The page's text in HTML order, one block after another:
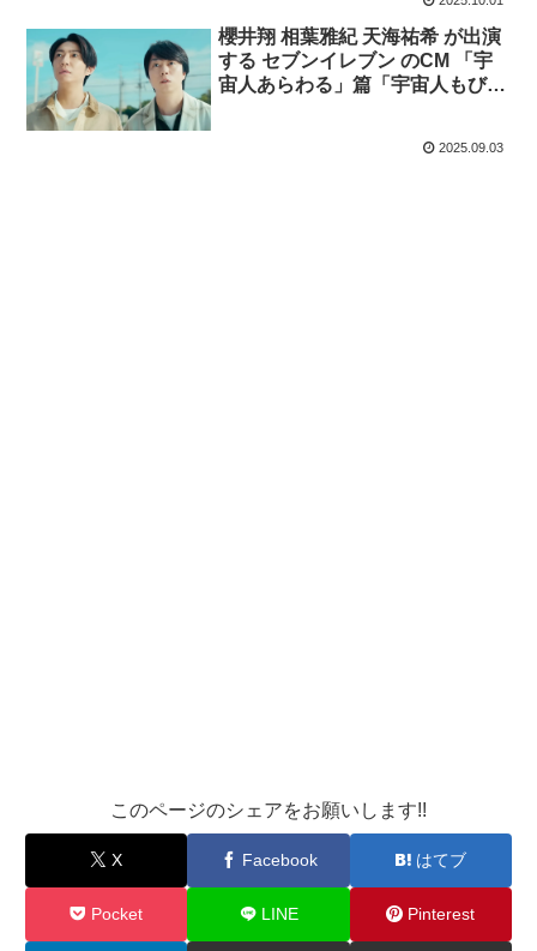
櫻井翔 相葉雅紀 天海祐希 が出演
する セブンイレブン のCM 「宇
宙人あらわる」篇「宇宙人もびっ
2025.09.03
このページのシェアをお願いします!!
X Facebook はてブ
Pocket LINE Pinterest